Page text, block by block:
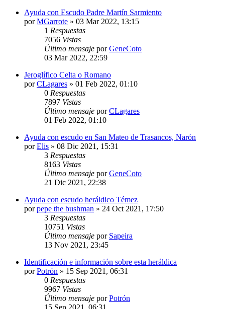
Ayuda con Escudo Padre Martín Sarmiento
porMGarrote » 03 Mar 2022, 13:15
1 Respuestas
7056 Vistas
Último mensaje porGeneCoto
03 Mar 2022, 22:59
Jeroglífico Celta o Romano
porCLagares » 01 Feb 2022, 01:10
0 Respuestas
7897 Vistas
Último mensaje porCLagares
01 Feb 2022, 01:10
Ayuda con escudo en San Mateo de Trasancos, Narón
porElis » 08 Dic 2021, 15:31
3 Respuestas
8163 Vistas
Último mensaje porGeneCoto
21 Dic 2021, 22:38
Ayuda con escudo heráldico Témez
porpepe the bushman » 24 Oct 2021, 17:50
3 Respuestas
10751 Vistas
Último mensaje por Sapeira
13 Nov 2021, 23:45
Identificación e información sobre esta heráldica
porPotrón » 15 Sep 2021, 06:31
0 Respuestas
9967 Vistas
Último mensaje porPotrón
15 Sep 2021, 06:31